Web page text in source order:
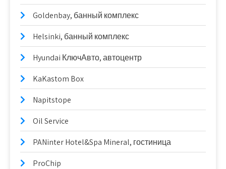
Goldenbay, банный комплекс
Helsinki, банный комплекс
Hyundai КлючАвто, автоцентр
KaKastom Box
Napitstope
Oil Service
PANinter Hotel&Spa Mineral, гостиница
ProChip